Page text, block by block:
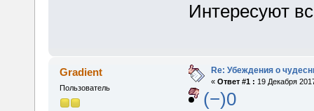
Интересуют
Gradient
Пользователь
Re: Убеждения о
« Ответ #1 : 19 Декабря
(−)0